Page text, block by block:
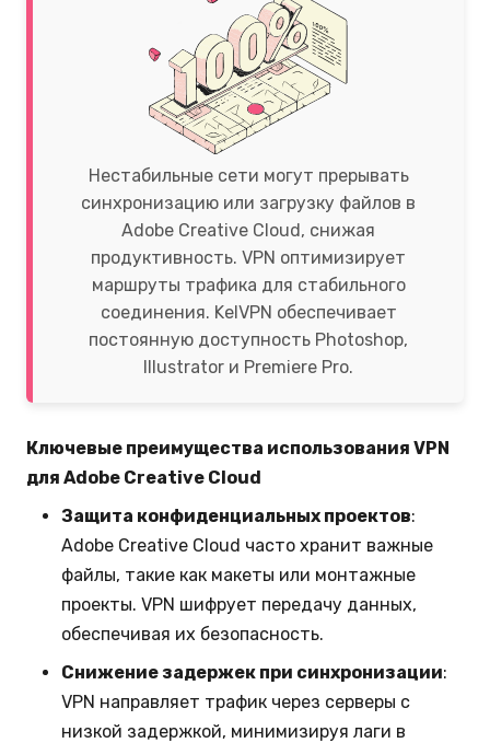
Нестабильные сети могут прерывать
синхронизацию или загрузку файлов в
Adobe Creative Cloud, снижая
продуктивность. VPN оптимизирует
маршруты трафика для стабильного
соединения. KelVPN обеспечивает
постоянную доступность Photoshop,
Illustrator и Premiere Pro.
Ключевые преимущества использования VPN
для Adobe Creative Cloud
Защита конфиденциальных проектов:
Adobe Creative Cloud часто хранит важные
файлы, такие как макеты или монтажные
проекты. VPN шифрует передачу данных,
обеспечивая их безопасность.
Снижение задержек при синхронизации:
VPN направляет трафик через серверы с
низкой задержкой, минимизируя лаги в